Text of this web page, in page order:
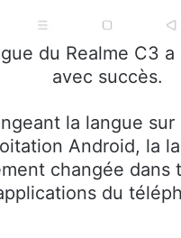
du Realme C3
avec succès.
la langue sur
Android, la
changée dans
du